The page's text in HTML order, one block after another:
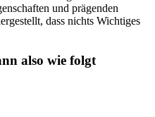
und prägenden
dass nichts Wichtiges
also wie folgt